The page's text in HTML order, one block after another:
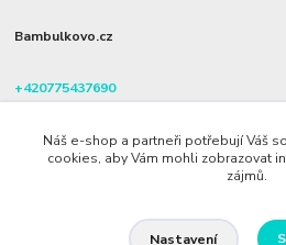
Bambulkovo.cz
+420775437690
info@bambulkovo.cz
Náš e-shop a partneři potřebují Váš
cookies, aby Vám mohli zobrazovat
zájmů.
Nastavení